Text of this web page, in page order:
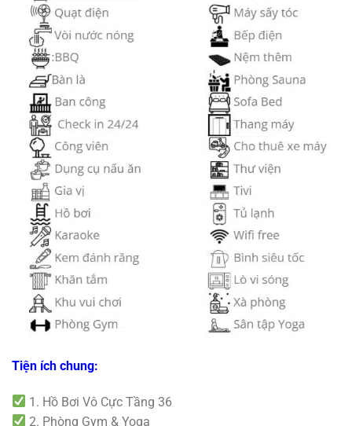
Tiện ích chung:
1. Hồ Bơi Vô Cực Tầng 36
2. Phòng Gym & Yoga